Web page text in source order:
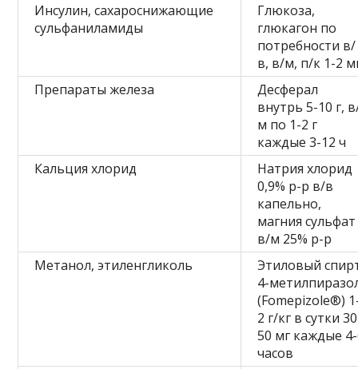
Инсулин, сахароснижающие
сульфаниламиды
Глюкоза,
глюкагон по
потребности в/
в, в/м, п/к 1-2
Препараты железа
Десферал
внутрь 5-10 г,
м по 1-2 г
каждые 3-12 ч
Кальция хлорид
Натрия хлорид
0,9% р-р в/в
капельно,
магния сульфат
в/м 25% р-р
Метанол, этиленгликоль
Этиловый
4-
(Fomepizole®)
2 г/кг в сутки
50 мг каждые
часов